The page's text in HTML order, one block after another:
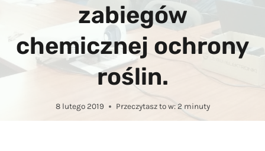
zabiegów
chemicznej ochrony
roślin.
8 lutego 2019 Przeczytasz to w:2 minuty